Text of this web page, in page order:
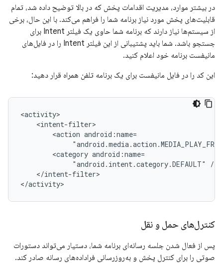
در بیشتر موارد، مدیریت اقدامات پخش که در بالا توضیح داده شد، تمام
قابلیت‌های پخش مورد نیاز برنامه شما را فراهم می‌کند. با این حال، برخی
از سیستم‌ها نیاز دارند که برنامه شما حاوی یک فیلتر Intent برای
جستجو باشد. شما باید پشتیبانی از این فیلتر Intent را در فایل‌های
مانیفست برنامه خود اعلام کنید.
این کد را در فایل مانیفست برای یک برنامه تلفن همراه قرار دهید:
<action
<category
"android.intent.category.DEFAULT"
</intent-filter>
کنترل‌های حمل و نقل
پس از فعال شدن جلسه رسانه‌ای برنامه شما، دستیار می‌تواند دستورات
صوتی را برای کنترل پخش و به‌روزرسانی فراداده‌های رسانه صادر کند.